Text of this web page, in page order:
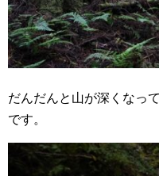
だんだんと山が深くなっ
です。